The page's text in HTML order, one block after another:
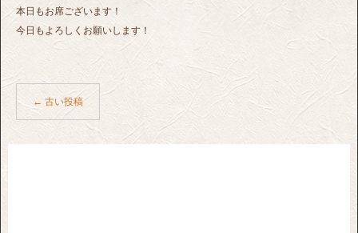
本日もお席ございます！
今日もよろしくお願いします！
← 古い投稿